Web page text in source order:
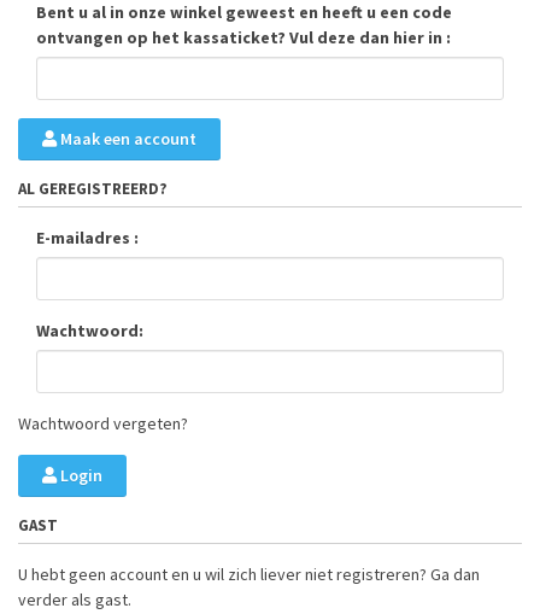
Bent u al in onze winkel geweest en heeft u een code
ontvangen op het kassaticket? Vul deze dan hier in :
Maak een account
AL GEREGISTREERD?
E-mailadres :
Wachtwoord:
Wachtwoord vergeten?
Login
GAST
U hebt geen account en u wil zich liever niet registreren? Ga dan
verder als gast.